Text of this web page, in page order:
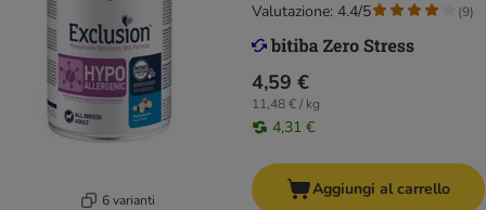
6 varianti
4,59 €
11,48 € / kg
4,31 €
Valutazione: 4.4/5 (9)
Aggiungi al carrello